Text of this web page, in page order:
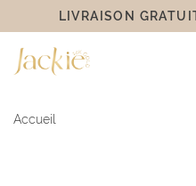
LIVRAISON
Accueil